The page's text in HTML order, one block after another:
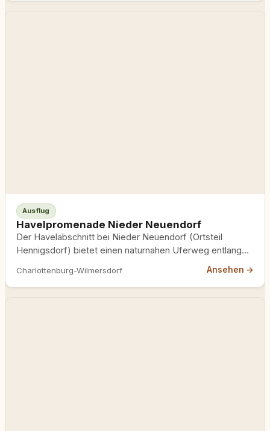
Ausflug
Havelpromenade Nieder Neuendorf
Der Havelabschnitt bei Nieder Neuendorf (Ortsteil
Hennigsdorf) bietet einen naturnahen Uferweg entlang
Charlottenburg-Wilmersdorf Ansehen →